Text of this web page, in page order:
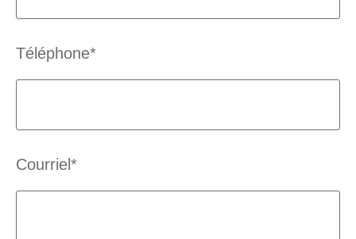
Téléphone*
Courriel*